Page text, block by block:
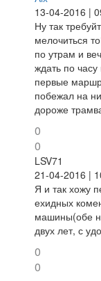
13-04-2016 |
Ну так
мелочиться
по утрам и
ждать по
первые
побежал на
дороже
0
0
LSV71
21-04-2016 |
Я и так хожу
ехидных
машины(обе
двух лет, с
0
0